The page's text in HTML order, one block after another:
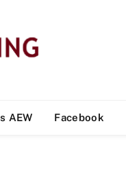
AEW Facebook